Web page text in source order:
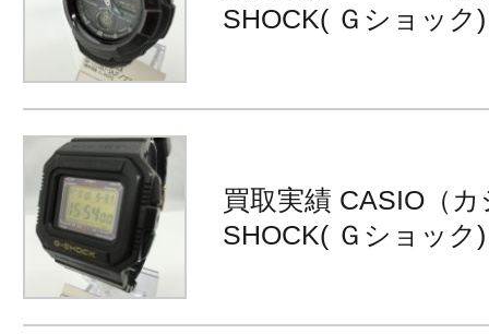
SHOCK( Ｇショック
買取実績 CASIO（
SHOCK( Ｇショック